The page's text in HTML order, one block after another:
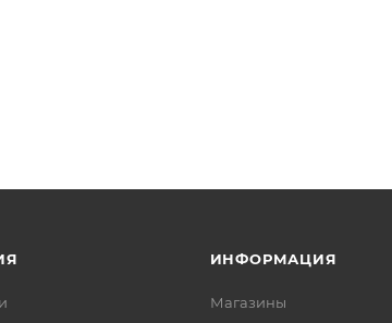
ИНФОРМАЦИЯ
Магазины